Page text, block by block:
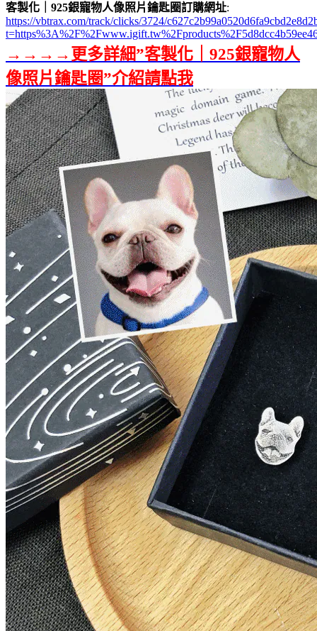
客製化｜925銀寵物人像照片鑰匙圈訂購網址:
https://vbtrax.com/track/clicks/3724/
→→→→更多詳細”客製化｜925銀寵物人
像照片鑰匙圈”介紹請點我